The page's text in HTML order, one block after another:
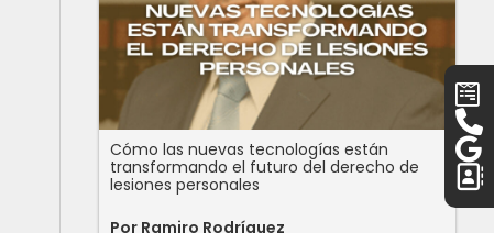
Cómo las nuevas tecnologías están
transformando el futuro del derecho de
lesiones personales
Por Ramiro Rodríguez